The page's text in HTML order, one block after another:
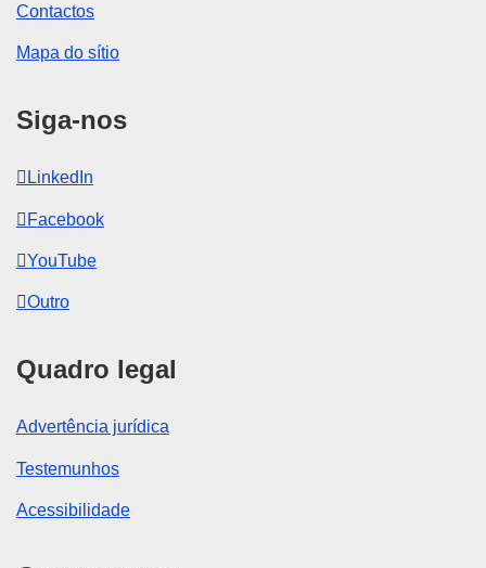
Contactos
Mapa do sítio
Siga-nos
LinkedIn
Facebook
YouTube
Outro
Quadro legal
Advertência jurídica
Testemunhos
Acessibilidade